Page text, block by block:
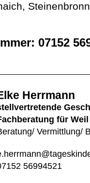
07152
Herrmann
für
Vermittlung/
56994521